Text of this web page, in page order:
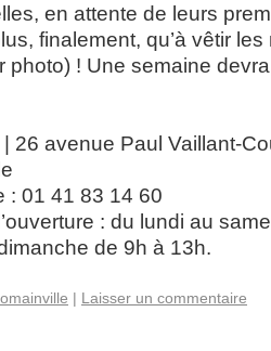
en attente de leurs
finalement, qu’à vêtir
photo) ! Une semaine
| 26 avenue Paul Vaillant-
: 01 41 83 14 60
: du lundi au
de 9h à 13h.
| Laisser un commentaire